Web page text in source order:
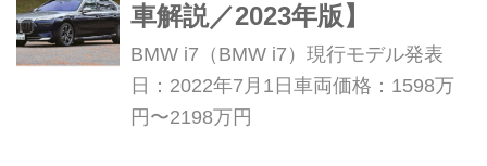
車解説／2023年版】
BMW i7（BMW i7）現行モデル発表
日：2022年7月1日車両価格：1598万
円〜2198万円